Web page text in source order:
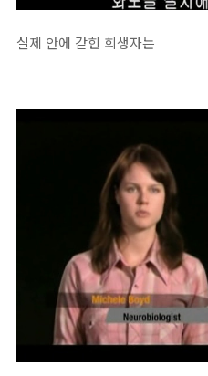
실제 안에 갇힌 희생자는